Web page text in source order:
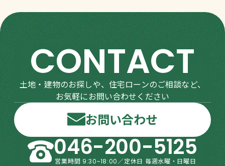
CONTACT
土地・建物のお探しや、住宅ローンのご相談など、
お気軽にお問い合わせください
お問い合わせ
046-200-5125
営業時間 9:30~18:00／定休日 毎週水曜・日曜日